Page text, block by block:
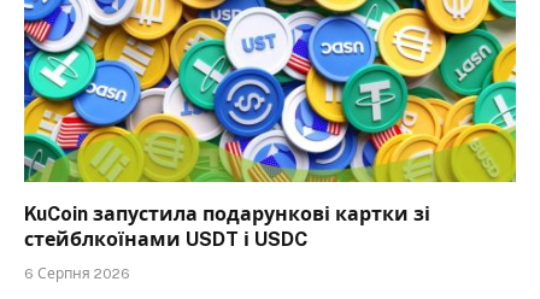
KuCoin запустила подарункові картки зі
стейблкоїнами USDT і USDC
6 Серпня 2026